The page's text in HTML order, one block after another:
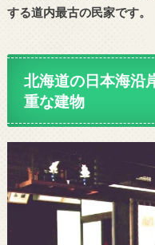
する道内最古の民家です。
北海道の日本海沿
重な建物